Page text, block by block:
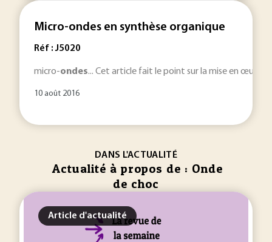
Micro-ondes en synthèse organique
Réf : J5020
micro-ondes... Cet article fait le point sur la mise en œuvre
10 août 2016
DANS L'ACTUALITÉ
Actualité à propos de : Onde
de choc
Article d'actualité